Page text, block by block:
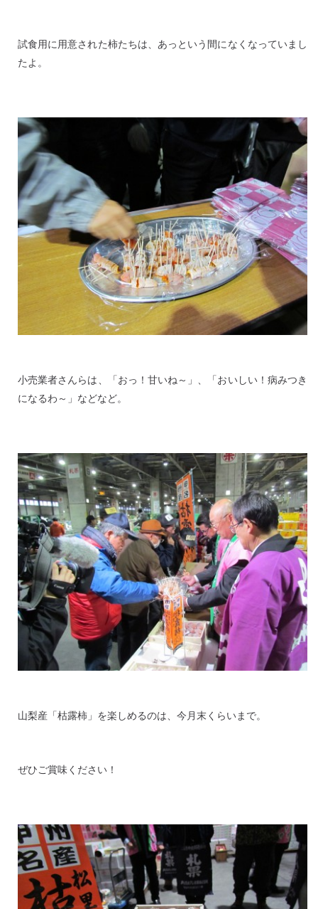
試食用に用意された柿たちは、あっという間になくなっていまし
たよ。
小売業者さんらは、「おっ！甘いね～」、「おいしい！病みつき
になるわ～」などなど。
山梨産「枯露柿」を楽しめるのは、今月末くらいまで。
ぜひご賞味ください！